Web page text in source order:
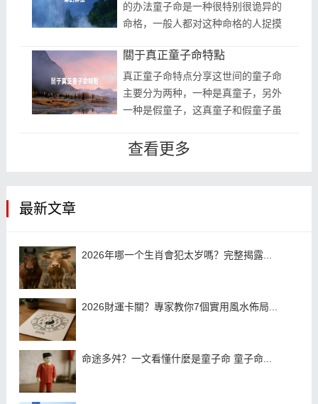
的办法童子命是一种很特别很诡异的
命格，一般人都对这种命格的人捉摸
经在民间流传，童子命主要分为两
类，...
關于真正童子命特點
真正童子命特点分享这世间的童子命
主要分为两种，一种是真童子，另外
一种是假童子，这真童子和假童子虽
巨大的区别，真童子是天上的仙童转
查看更多
最新文章
2026年哪一个生肖會犯太岁嗎？完整揭露...
2026財運卡關？專家教你7個實用風水佈局...
命途多舛？一文看懂什麼是童子命 童子命...